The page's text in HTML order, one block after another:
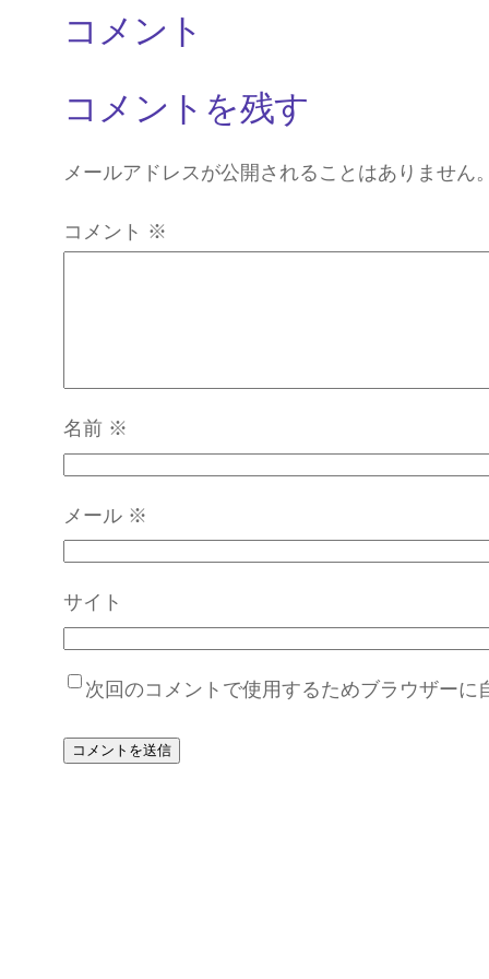
コメント
コメントを残す
メールアドレスが公開されることはありません。
コメント ※
名前 ※
メール ※
サイト
次回のコメントで使用するためブラウザーに